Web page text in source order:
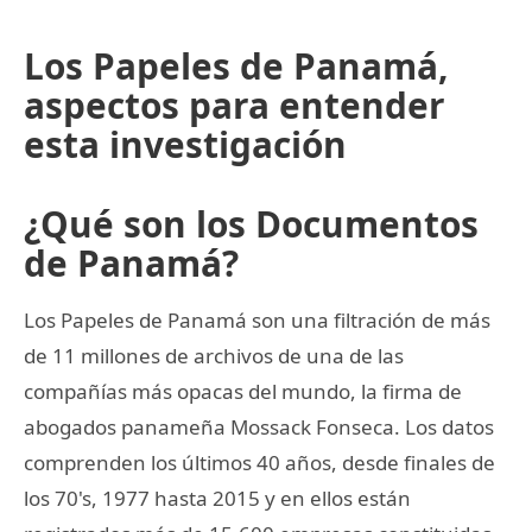
Los Papeles de Panamá,
aspectos para entender
esta investigación
¿Qué son los Documentos
de Panamá?
Los Papeles de Panamá son una filtración de más
de 11 millones de archivos de una de las
compañías más opacas del mundo, la firma de
abogados panameña Mossack Fonseca. Los datos
comprenden los últimos 40 años, desde finales de
los 70's, 1977 hasta 2015 y en ellos están